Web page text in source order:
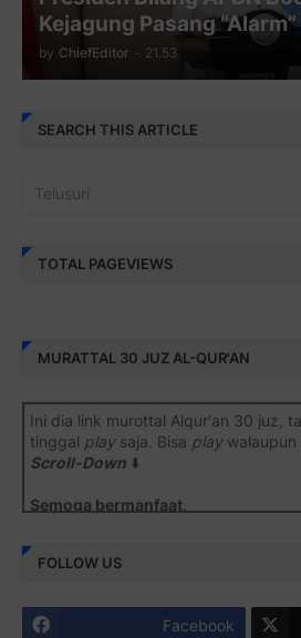
Kejagung Pasang
by ChiefEditor - 21.53
SEARCH THIS ARTICLE
TOTAL PAGEVIEWS
MURATTAL 30 JUZ AL-QUR'AN
Ini dia link murottal Alqur'an 30 juz,
tinggal playsaja. Bisa playwalaupun
Scroll-Down ⬇️
Semoga bermanfaat
Juz 1 ⇨
Juz 3 ⇨ http://j.mp/2bFSrtF
FOLLOW US
Facebook